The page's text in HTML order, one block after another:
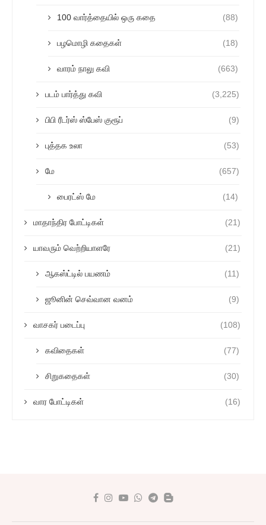
100 வார்த்தையில் ஒரு கதை (88)
பழமொழி கதைகள் (18)
வாரம் நாலு கவி (663)
படம் பார்த்து கவி (3,225)
பிபி ரீடர்ஸ் ஸ்பேஸ் குரூப் (9)
புத்தக உலா (53)
மே (657)
பைரட்ஸ் மே (14)
மாதாந்திர போட்டிகள் (21)
யாவரும் வெற்றியாளரே (21)
ஆகஸ்ட்டில் பயணம் (11)
ஜூனின் செவ்வான வனம் (9)
வாசகர் படைப்பு (108)
கவிதைகள் (77)
சிறுகதைகள் (30)
வார போட்டிகள் (16)